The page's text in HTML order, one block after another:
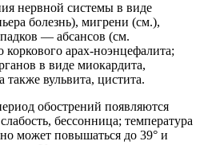
нервной системы в виде
болезнь), мигрени (см.),
— абсансов (см.
коркового арах-ноэнцефалита;
в виде миокардита,
также вульвита, цистита.
обострений появляются
бессонница; температура
может повышаться до 39° и